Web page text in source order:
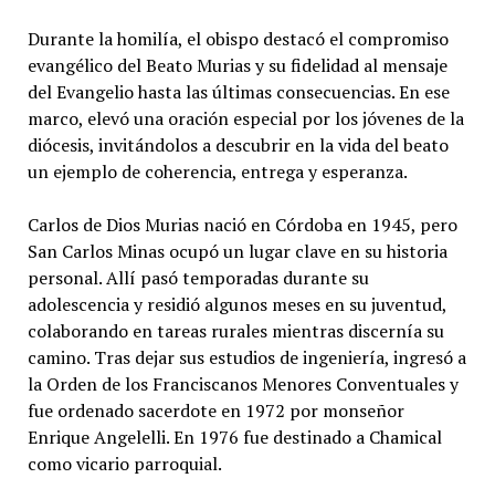
Durante la homilía, el obispo destacó el compromiso
evangélico del Beato Murias y su fidelidad al mensaje
del Evangelio hasta las últimas consecuencias. En ese
marco, elevó una oración especial por los jóvenes de la
diócesis, invitándolos a descubrir en la vida del beato
un ejemplo de coherencia, entrega y esperanza.
Carlos de Dios Murias nació en Córdoba en 1945, pero
San Carlos Minas ocupó un lugar clave en su historia
personal. Allí pasó temporadas durante su
adolescencia y residió algunos meses en su juventud,
colaborando en tareas rurales mientras discernía su
camino. Tras dejar sus estudios de ingeniería, ingresó a
la Orden de los Franciscanos Menores Conventuales y
fue ordenado sacerdote en 1972 por monseñor
Enrique Angelelli. En 1976 fue destinado a Chamical
como vicario parroquial.